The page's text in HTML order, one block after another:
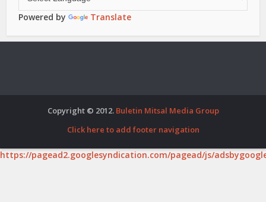
Powered by Translate
Copyright © 2012. Buletin Mitsal Media Group
Click here to add footer navigation
https://pagead2.googlesyndication.com/pagead/js/